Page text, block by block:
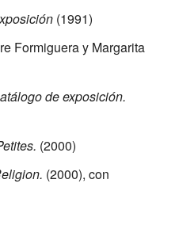
(1991)
Formiguera y Margarita
de exposición.
(2000)
(2000), con